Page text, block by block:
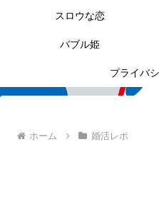
スロウな恋
バブル姫
プライバ
ホーム 婚活レポ